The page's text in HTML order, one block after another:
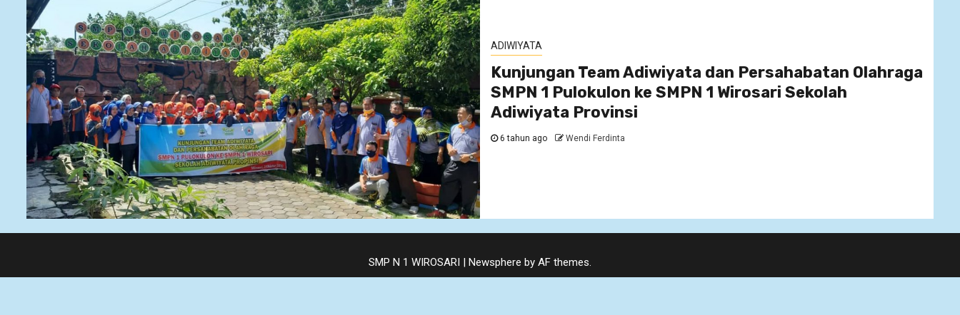
ADIWIYATA
Kunjungan Team Adiwiyata dan Persahabatan Olahraga
SMPN 1 Pulokulon ke SMPN 1 Wirosari Sekolah
Adiwiyata Provinsi
6 tahun ago Wendi Ferdinta
SMP N 1 WIROSARI | Newsphere by AF themes.